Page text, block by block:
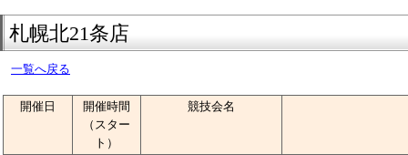
札幌北21条店
一覧へ戻る
開催日
開催時間
（スター
ト）
競技会名